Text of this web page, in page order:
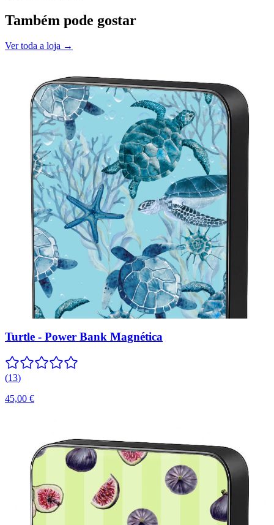
Também pode gostar
Ver toda a loja →
Turtle - Power Bank Magnética
(13)
45,00 €